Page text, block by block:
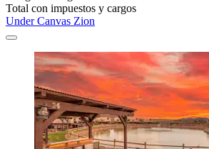
Total con impuestos y cargos
Under Canvas Zion